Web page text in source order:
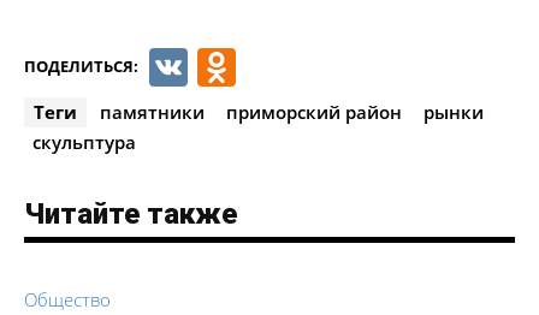
ПОДЕЛИТЬСЯ: VK
Теги памятники приморский район
рынки
скульптура
Читайте также
Общество